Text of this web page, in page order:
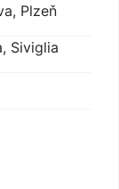
Plzeň
Siviglia